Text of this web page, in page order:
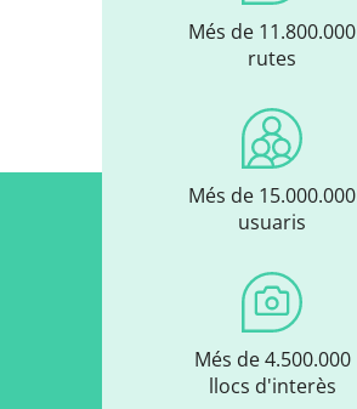
Més de 11.800.000
rutes
Més de 15.000.000
usuaris
Més de 4.500.000
llocs d'interès